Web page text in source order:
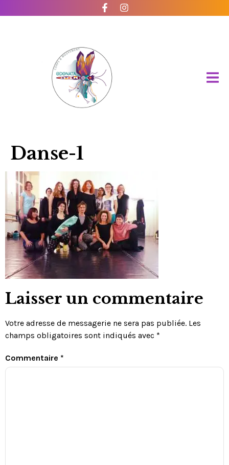
Danse-1
Laisser un commentaire
Votre adresse de messagerie ne sera pas publiée. Les
champs obligatoires sont indiqués avec *
Commentaire *